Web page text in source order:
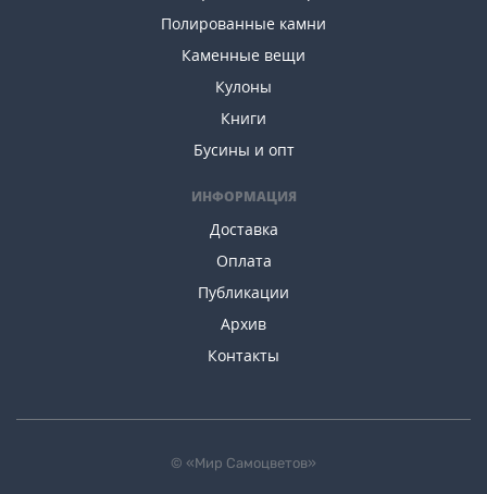
Полированные камни
Каменные вещи
Кулоны
Книги
Бусины и опт
ИНФОРМАЦИЯ
Доставка
Оплата
Публикации
Архив
Контакты
© «Мир Самоцветов»